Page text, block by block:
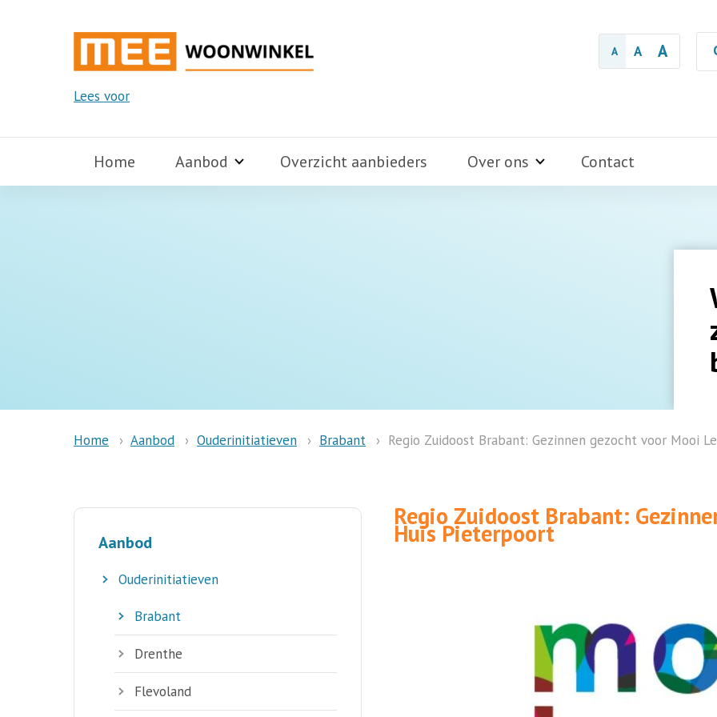
A A A
Lees voor
Home Aanbod Overzicht aanbieders Over ons Contact
Home Aanbod Ouderinitiatieven Brabant Regio Zuidoost Brabant: Gezinnen gezocht voor Mooi
Aanbod
Ouderinitiatieven
Brabant
Drenthe
Flevoland
Regio Zuidoost Brabant:
Huis Pieterpoort